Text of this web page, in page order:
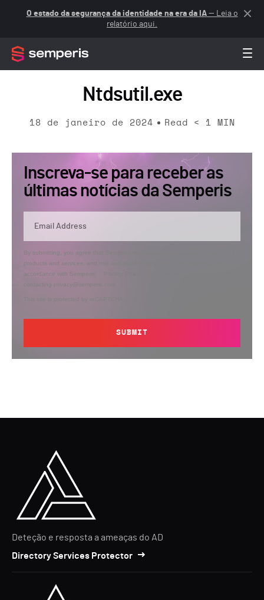
O estado da segurança da identidade na era da IA— Leia o
relatório aqui.
Ntdsutil.exe
18 de janeiro de 2024 Read < 1 MIN
Inscreva-se para receber as
últimas notícias da Semperis
By submitting, you agree that Semperis may send you information regarding its
products and services, and use and process your personal information in
accordance with Semperis’
contacting privacy@semperis.com.
This site is protected by reCAPTCHA.
SUBMIT
Deteção e resposta a ameaças do AD
Directory Services Protector